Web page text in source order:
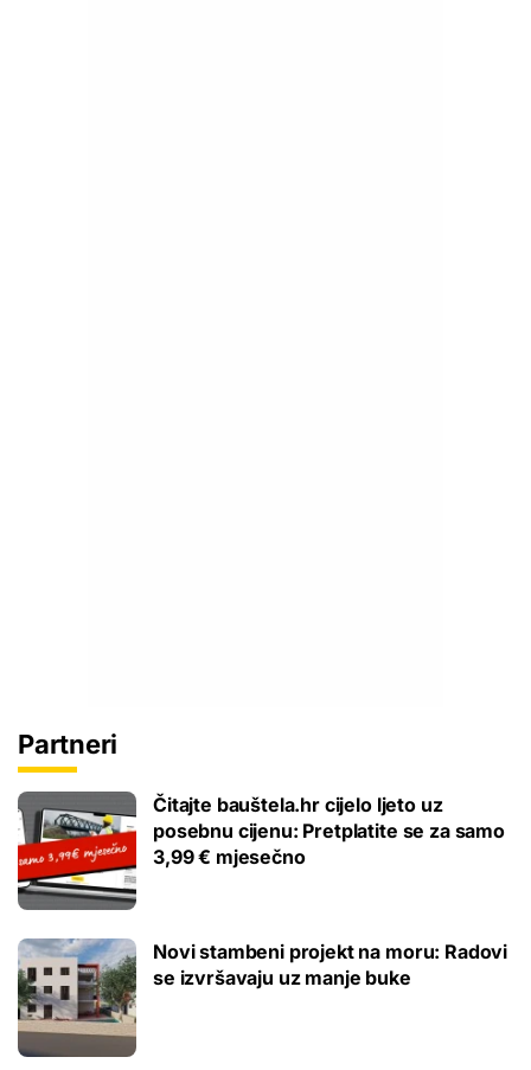
Partneri
Čitajte bauštela.hr cijelo ljeto uz
posebnu cijenu: Pretplatite se za samo
3,99 € mjesečno
Novi stambeni projekt na moru: Radovi
se izvršavaju uz manje buke